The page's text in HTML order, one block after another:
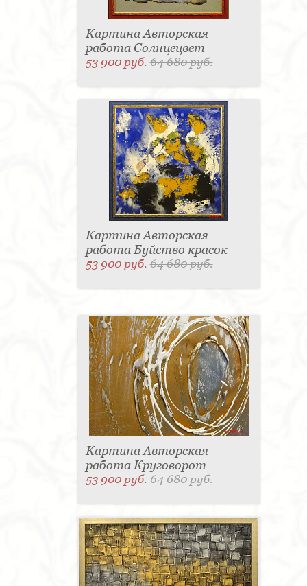
Картина Авторская
работа Солнцецвет
53 900 руб.64 680 руб.
Картина Авторская
работа Буйство красок
53 900 руб.64 680 руб.
Картина Авторская
работа Круговорот
53 900 руб.64 680 руб.